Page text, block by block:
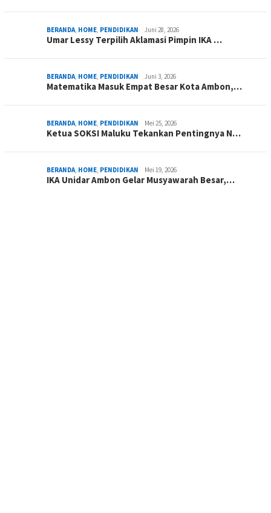
BERANDA, HOME, PENDIDIKAN Juni 28, 2026
Umar Lessy Terpilih Aklamasi Pimpin IKA …
BERANDA, HOME, PENDIDIKAN Juni 3, 2026
Matematika Masuk Empat Besar Kota Ambon,…
BERANDA, HOME, PENDIDIKAN Mei 25, 2026
Ketua SOKSI Maluku Tekankan Pentingnya N…
BERANDA, HOME, PENDIDIKAN Mei 19, 2026
IKA Unidar Ambon Gelar Musyawarah Besar,…